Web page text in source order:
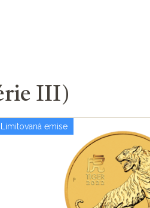
III)
Limitovaná emise